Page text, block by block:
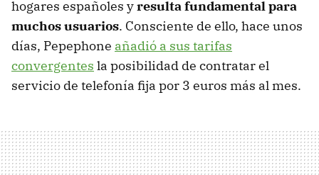
hogares españoles yresulta fundamental para
muchos usuarios. Consciente de ello, hace unos
días, Pepephone añadió a sus tarifas
convergentes la posibilidad de contratar el
servicio de telefonía fija por 3 euros más al mes.